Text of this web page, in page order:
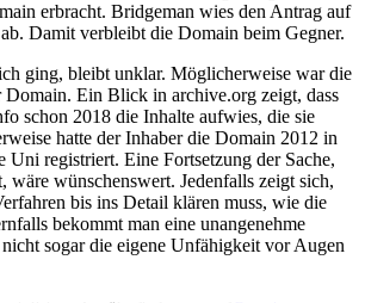
erbracht. Bridgeman wies den Antrag auf
Damit verbleibt die Domain beim Gegner.
ging, bleibt unklar. Möglicherweise war die
Ein Blick in archive.org zeigt, dass
schon 2018 die Inhalte aufwies, die sie
hatte der Inhaber die Domain 2012 in
Uni registriert. Eine Fortsetzung der Sache,
wünschenswert. Jedenfalls zeigt sich,
bis ins Detail klären muss, wie die
bekommt man eine unangenehme
sogar die eigene Unfähigkeit vor Augen